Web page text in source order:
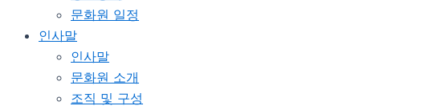
문화원 일정
인사말
인사말
문화원 소개
조직 및 구성